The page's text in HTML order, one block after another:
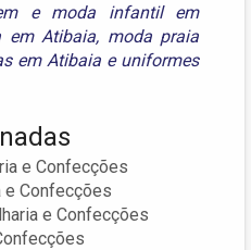
e moda infantil em
em Atibaia, moda praia
em Atibaia e uniformes
e Confecções
e Confecções
e Confecções